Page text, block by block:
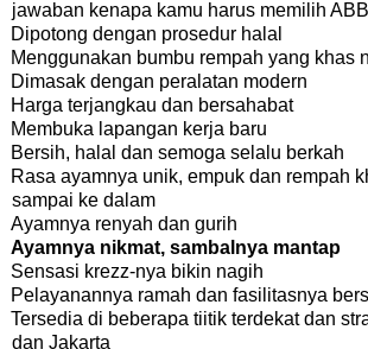
jawaban kenapa kamu harus memilih
Dipotong dengan prosedur halal
Menggunakan bumbu rempah yang khas
Dimasak dengan peralatan modern
Harga terjangkau dan bersahabat
Membuka lapangan kerja baru
Bersih, halal dan semoga selalu berkah
Rasa ayamnya unik, empuk dan rempah
sampai ke dalam
Ayamnya renyah dan gurih
Ayamnya nikmat, sambalnya mantap
Sensasi krezz-nya bikin nagih
Pelayanannya ramah dan fasilitasnya
Tersedia di beberapa tiitik terdekat dan
dan Jakarta